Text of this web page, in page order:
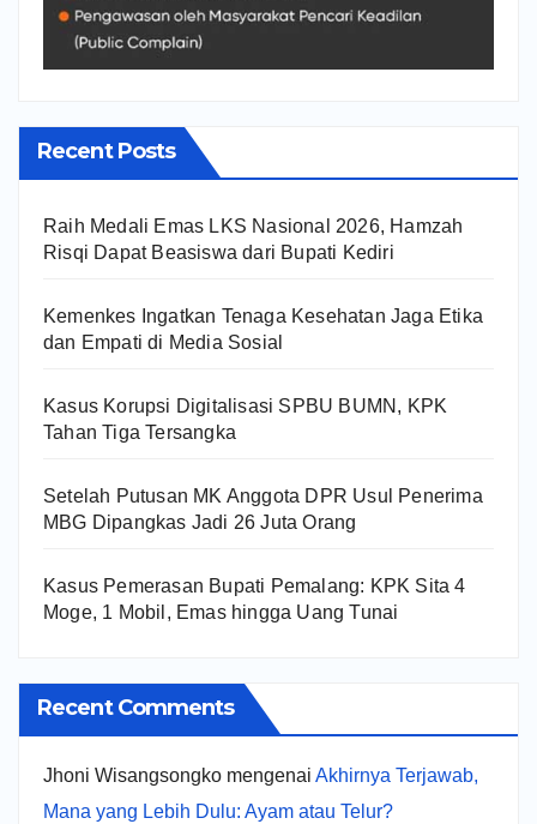
Recent Posts
Raih Medali Emas LKS Nasional 2026, Hamzah
Risqi Dapat Beasiswa dari Bupati Kediri
Kemenkes Ingatkan Tenaga Kesehatan Jaga Etika
dan Empati di Media Sosial
Kasus Korupsi Digitalisasi SPBU BUMN, KPK
Tahan Tiga Tersangka
Setelah Putusan MK Anggota DPR Usul Penerima
MBG Dipangkas Jadi 26 Juta Orang
Kasus Pemerasan Bupati Pemalang: KPK Sita 4
Moge, 1 Mobil, Emas hingga Uang Tunai
Recent Comments
Jhoni Wisangsongko mengenai Akhirnya Terjawab,
Mana yang Lebih Dulu: Ayam atau Telur?